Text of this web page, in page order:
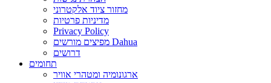
מחזור ציוד אלקטרוני
מדיניות פרטיות
Privacy Policy
מפיצים מורשים Dahua
דרושים
תחומים
ארגונומיה ומטהרי אוויר